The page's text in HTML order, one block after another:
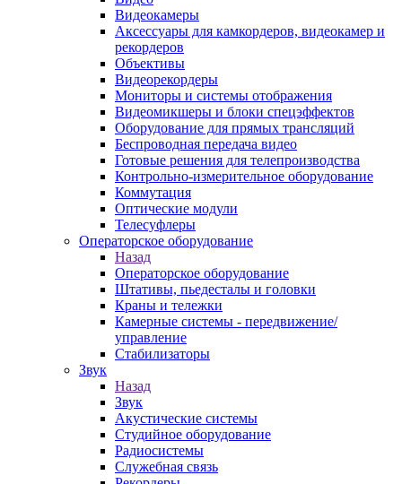
Видеокамеры
Аксессуары для камкордеров, видеокамер и
рекордеров
Объективы
Видеорекордеры
Мониторы и системы отображения
Видеомикшеры и блоки спецэффектов
Оборудование для прямых трансляций
Беспроводная передача видео
Готовые решения для телепроизводства
Контрольно-измерительное оборудование
Коммутация
Оптические модули
Телесуфлеры
Операторское оборудование
Назад
Операторское оборудование
Штативы, пьедесталы и головки
Краны и тележки
Камерные системы - передвижение/
управление
Стабилизаторы
Звук
Назад
Звук
Акустические системы
Студийное оборудование
Радиосистемы
Служебная связь